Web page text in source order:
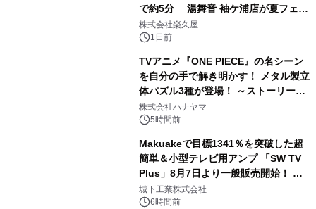
で約5分 湯舞音 袖ケ浦店が夏フェア
メニューを提供
株式会社楽久屋
1日前
TVアニメ『ONE PIECE』の名シーン
を自分の手で解き明かす！ メタル製立
体パズル3種が登場！ ～ストーリーと
ギミックが融合した 大人の体験型パズ
ルが8月7日(金)12時より先行予約受付
株式会社ハナヤマ
5時間前
Makuakeで目標1341％を突破した超
簡単＆小型テレビ用アンプ 「SW TV
Plus」8月7日より一般販売開始！ ケ
ーブル1本つなぐだけ、テレビの音が
ぐっと豊かに
城下工業株式会社
6時間前